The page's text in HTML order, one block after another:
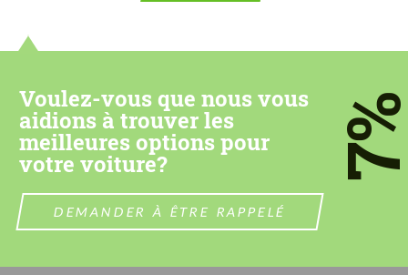
Voulez-vous que nous vous
aidions à trouver les
meilleures options pour
votre voiture?
DEMANDER À ÊTRE RAPPELÉ
Please use this form to fill in some basic
most competitive offer.
Acceptez le traitement des données à
most competitive offer.